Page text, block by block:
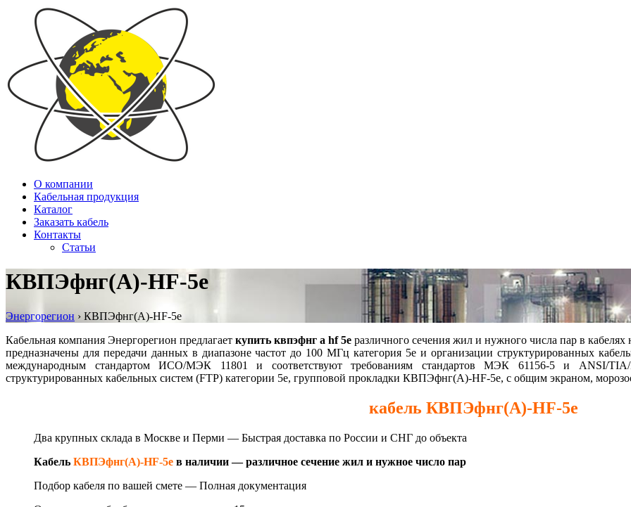
О компании
Кабельная продукция
Каталог
Заказать кабель
Контакты
Статьи
КВПЭфнг(А)-HF-5е
Энергорегион › КВПЭфнг(А)-HF-5е
Кабельная компания Энергорегион предлагает купить квпэфнг а hf 5е различного сечения жил и нужного числа пар в
предназначены для передачи данных в диапазоне частот до 100 МГц категория 5е и организации структурированных
международным стандартом ИСО/МЭК 11801 и соответствуют требованиям стандартов МЭК 61156-5 и ANSI/
структурированных кабельных систем (FTP) категории 5e, групповой прокладки КВПЭфнг(А)-HF-5е, с общим экраном,
кабель КВПЭфнг(А)-HF-5е
Два крупных склада в Москве и Перми — Быстрая доставка по России и СНГ до объекта
Кабель КВПЭфнг(А)-HF-5е в наличии — различное сечение жил и нужное число пар
Подбор кабеля по вашей смете — Полная документация